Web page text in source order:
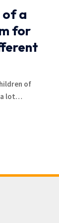
of a
for
of
lot…